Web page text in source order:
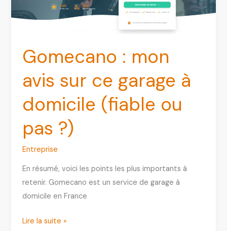
Gomecano : mon
avis sur ce garage à
domicile (fiable ou
pas ?)
Entreprise
En résumé, voici les points les plus importants à
retenir. Gomecano est un service de garage à
domicile en France
Gomecano
Lire la suite »